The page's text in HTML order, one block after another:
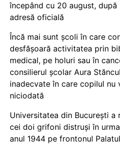
începând cu 20 august,
adresă oficială
Încă mai sunt școli în care
desfășoară activitatea prin
medical, pe holuri sau în
consilierul școlar Aura
inadecvate în care copilul nu
niciodată
Universitatea din București a
cei doi grifoni distruși în
anul 1944 pe frontonul